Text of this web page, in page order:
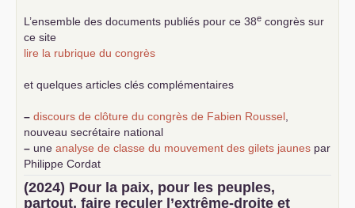
L’ensemble des documents publiés pour ce 38e congrès sur
ce site
lire la rubrique du congrès
et quelques articles clés complémentaires
– discours de clôture du congrès de Fabien Roussel
nouveau secrétaire national
– une analyse de classe du mouvement des gilets jaunes par
Philippe Cordat
–
un texte de Jean-Claude Delaunay
le marxisme est la
science sociale de notre temps
(2024) Pour la paix, pour les peuples,
partout, faire reculer l’extrême-droite et